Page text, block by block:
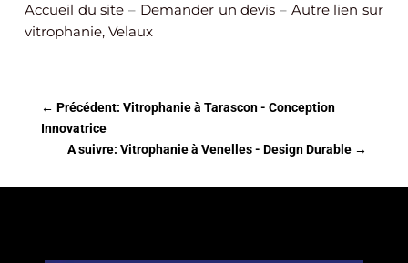
Accueil du site – Demander un devis – Autre lien sur
vitrophanie, Velaux
← Précédent: Vitrophanie à Tarascon - Conception
Innovatrice
A suivre: Vitrophanie à Venelles - Design Durable →